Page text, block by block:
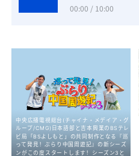
00:00 / 10:00